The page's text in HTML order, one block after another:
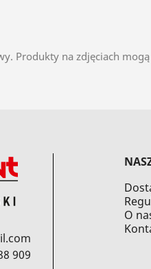
Produkty na zdjęciach
909
O